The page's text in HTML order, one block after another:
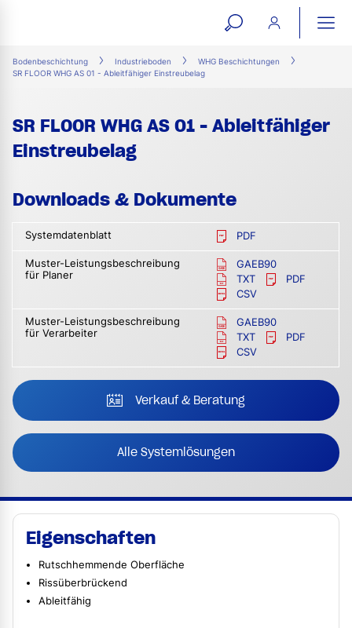
open
search
Bodenbeschichtung Industrieboden
WHG Beschichtungen
SR FLOOR WHG AS 01 - Ableitfähiger Einstreubelag
SR FLOOR WHG AS 01 - Ableitfähiger
Einstreubelag
Downloads & Dokumente
Systemdatenblatt PDF
Muster-Leistungsbeschreibung
für Planer
GAEB90
TXT
PDF
CSV
Muster-Leistungsbeschreibung
für Verarbeiter
GAEB90
TXT
PDF
CSV
Verkauf & Beratung
Alle Systemlösungen
Eigenschaften
Rutschhemmende Oberfläche
Rissüberbrückend
Ableitfähig